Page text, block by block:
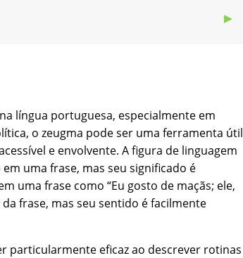
▼
língua portuguesa, especialmente em
o zeugma pode ser uma ferramenta útil
e envolvente. A figura de linguagem
uma frase, mas seu significado é
uma frase como “Eu gosto de maçãs; ele,
frase, mas seu sentido é facilmente
particularmente eficaz ao descrever rotinas